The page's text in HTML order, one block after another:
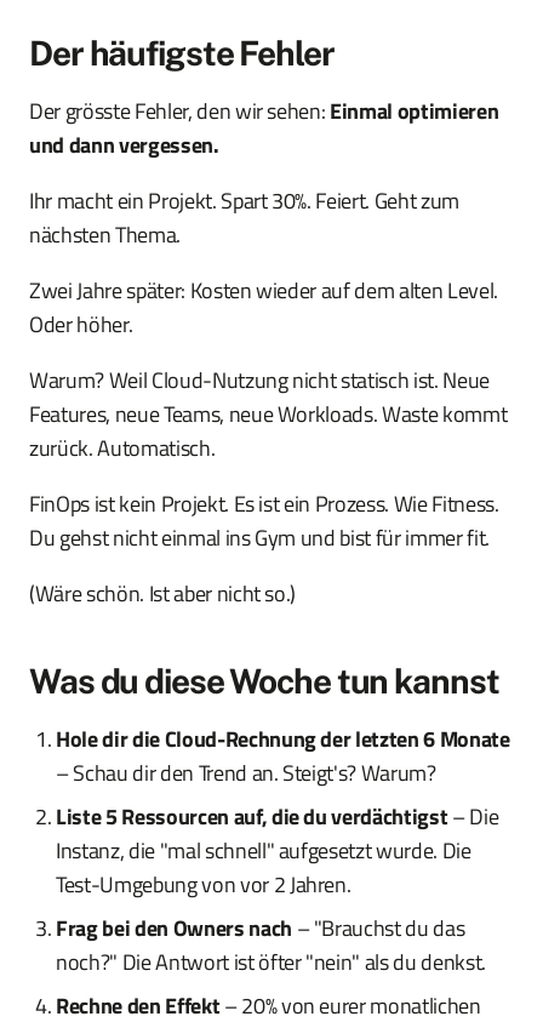
Der häufigste Fehler
Der grösste Fehler, den wir sehen:Einmal optimieren
und dann vergessen.
Ihr macht ein Projekt. Spart 30%. Feiert. Geht zum
nächsten Thema.
Zwei Jahre später: Kosten wieder auf dem alten Level.
Oder höher.
Warum? Weil Cloud-Nutzung nicht statisch ist. Neue
Features, neue Teams, neue Workloads. Waste kommt
zurück. Automatisch.
FinOps ist kein Projekt. Es ist ein Prozess. Wie Fitness.
Du gehst nicht einmal ins Gym und bist für immer fit.
(Wäre schön. Ist aber nicht so.)
Was du diese Woche tun kannst
Hole dir die Cloud-Rechnung der letzten 6 Monate
– Schau dir den Trend an. Steigt's? Warum?
Liste 5 Ressourcen auf, die du verdächtigst– Die
Instanz, die "mal schnell" aufgesetzt wurde. Die
Test-Umgebung von vor 2 Jahren.
Frag bei den Owners nach – "Brauchst du das
noch?" Die Antwort ist öfter "nein" als du denkst.
Rechne den Effekt– 20% von eurer monatlichen